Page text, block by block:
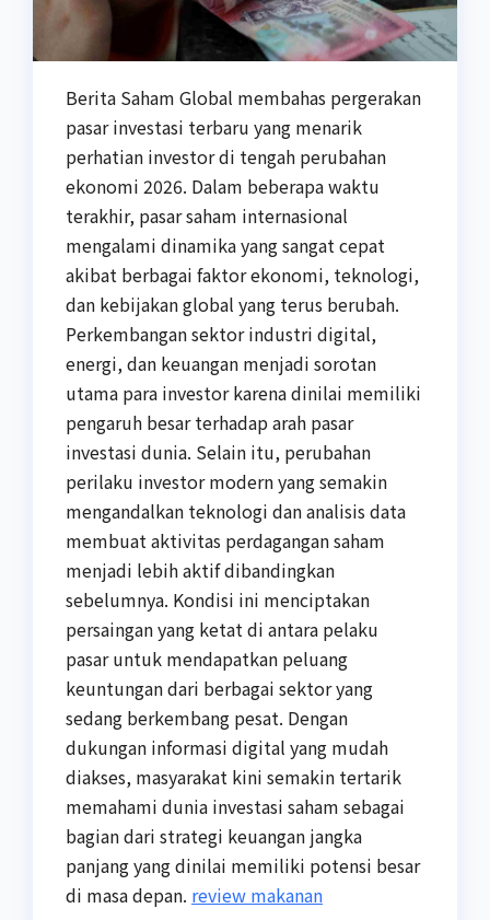
Berita Saham Global membahas pergerakan
pasar investasi terbaru yang menarik
perhatian investor di tengah perubahan
ekonomi 2026. Dalam beberapa waktu
terakhir, pasar saham internasional
mengalami dinamika yang sangat cepat
akibat berbagai faktor ekonomi, teknologi,
dan kebijakan global yang terus berubah.
Perkembangan sektor industri digital,
energi, dan keuangan menjadi sorotan
utama para investor karena dinilai memiliki
pengaruh besar terhadap arah pasar
investasi dunia. Selain itu, perubahan
perilaku investor modern yang semakin
mengandalkan teknologi dan analisis data
membuat aktivitas perdagangan saham
menjadi lebih aktif dibandingkan
sebelumnya. Kondisi ini menciptakan
persaingan yang ketat di antara pelaku
pasar untuk mendapatkan peluang
keuntungan dari berbagai sektor yang
sedang berkembang pesat. Dengan
dukungan informasi digital yang mudah
diakses, masyarakat kini semakin tertarik
memahami dunia investasi saham sebagai
bagian dari strategi keuangan jangka
panjang yang dinilai memiliki potensi besar
di masa depan. review makanan